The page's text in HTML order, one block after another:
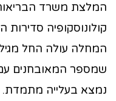
המלצת משרד
המחלה עולה החל
נמצא בעלייה מתמדת.